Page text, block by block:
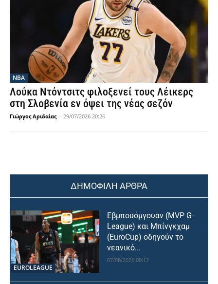
NBA
Λούκα Ντόντσιτς φιλοξενεί τους Λέικερς
στη Σλοβενία εν όψει της νέας σεζόν
Γιώργος Αριδαίας - 29/07/2026 20:26
ΔΗΜΟΦΙΛΗ ΑΡΘΡΑ
EUROLEAGUE
Εβμπουόμγουαν (MVP G-
League) και Μπίνγκχαμ
(EuroCup) οδηγούν το
νεανικό...
07/08/2026 00:12